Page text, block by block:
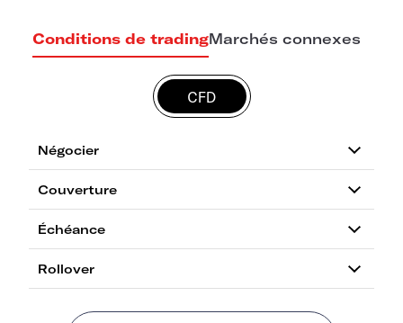
Conditions de tradingMarchés connexes
CFD